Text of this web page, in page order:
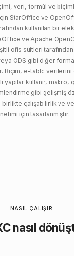
veri, formül ve
StarOffice ve
kullanılan bir
ve Apache
ofis süitleri
ODS gibi diğer
Biçim, e-tablo verilerini
yapılar kullanır, makro,
gibi gelişmiş
çalışabilirlik ve
için tasarlanmıştır.
NASIL ÇALIŞIR
nasıl